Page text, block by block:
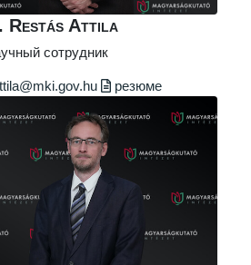
Restás Attila
сотрудник
резюме